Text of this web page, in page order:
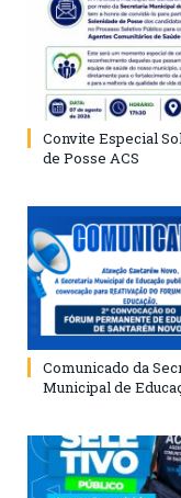
Convite Especial
de Posse ACS
Comunicado da
Municipal de